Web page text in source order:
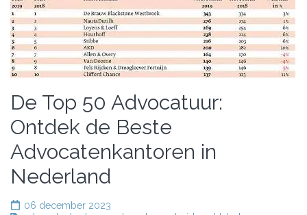
De Top 50 Advocatuur:
Ontdek de Beste
Advocatenkantoren in
Nederland
06 december 2023